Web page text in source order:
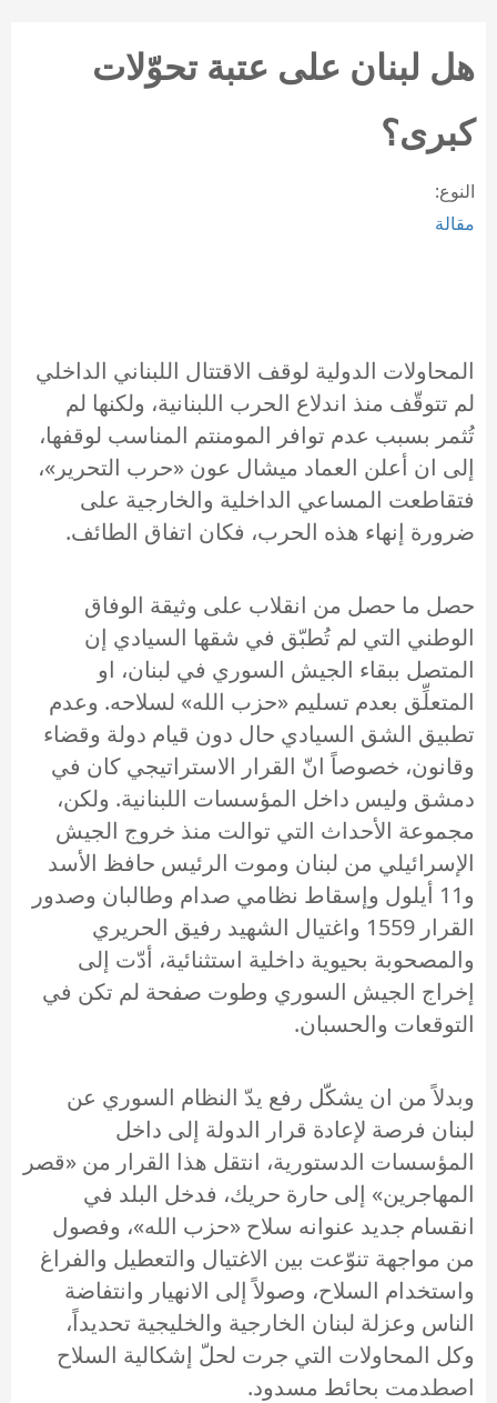
هل لبنان على عتبة تحوّلات
كبرى؟
النوع:
مقالة
المحاولات الدولية لوقف الاقتتال اللبناني الداخلي
لم تتوقّف منذ اندلاع الحرب اللبنانية، ولكنها لم
تُثمر بسبب عدم توافر المومنتم المناسب لوقفها،
إلى ان أعلن العماد ميشال عون «حرب التحرير»،
فتقاطعت المساعي الداخلية والخارجية على
ضرورة إنهاء هذه الحرب، فكان اتفاق الطائف.
حصل ما حصل من انقلاب على وثيقة الوفاق
الوطني التي لم تُطبّق في شقها السيادي إن
المتصل ببقاء الجيش السوري في لبنان، او
المتعلِّق بعدم تسليم «حزب الله» لسلاحه. وعدم
تطبيق الشق السيادي حال دون قيام دولة وقضاء
وقانون، خصوصاً انّ القرار الاستراتيجي كان في
دمشق وليس داخل المؤسسات اللبنانية. ولكن،
مجموعة الأحداث التي توالت منذ خروج الجيش
الإسرائيلي من لبنان وموت الرئيس حافظ الأسد
و11 أيلول وإسقاط نظامي صدام وطالبان وصدور
القرار 1559 واغتيال الشهيد رفيق الحريري
والمصحوبة بحيوية داخلية استثنائية، أدّت إلى
إخراج الجيش السوري وطوت صفحة لم تكن في
التوقعات والحسبان.
وبدلاً من ان يشكّل رفع يدّ النظام السوري عن
لبنان فرصة لإعادة قرار الدولة إلى داخل
المؤسسات الدستورية، انتقل هذا القرار من «قصر
المهاجرين» إلى حارة حريك، فدخل البلد في
انقسام جديد عنوانه سلاح «حزب الله»، وفصول
من مواجهة تنوّعت بين الاغتيال والتعطيل والفراغ
واستخدام السلاح، وصولاً إلى الانهيار وانتفاضة
الناس وعزلة لبنان الخارجية والخليجية تحديداً،
وكل المحاولات التي جرت لحلّ إشكالية السلاح
اصطدمت بحائط مسدود.